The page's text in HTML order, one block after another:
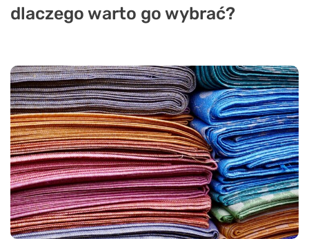
dlaczego warto go wybrać?